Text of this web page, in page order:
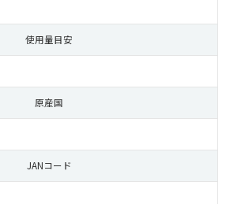
使用量目安
原産国
JANコード